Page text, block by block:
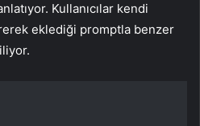
Kullanıcılar kendi
eklediği promptla benzer